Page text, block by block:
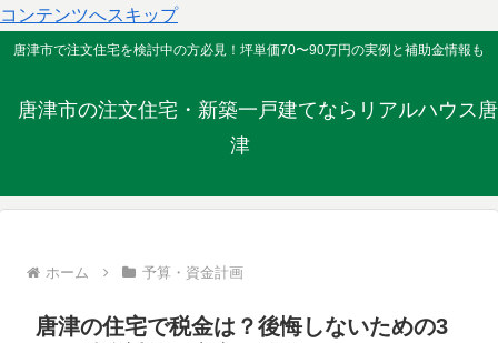
コンテンツへスキップ
唐津市で注文住宅を検討中の方必見！坪単価70〜90万円の実例と補助金情報も
唐津市の注文住宅・新築一戸建てならリアルハウス唐
津
ホーム 予算・資金計画
唐津の住宅で税金は？後悔しないための3